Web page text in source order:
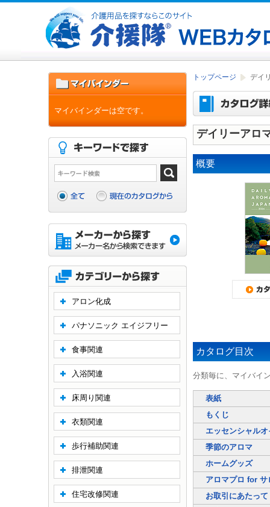
トップページ デイ
デイリーアロ
概要
カタログ目次
分類毎に、マイバイ
表紙
もくじ
エッセンシャルオ
季節のアロマ
ホームグッズ
アロマプロ for サ
お取引にあたって
マイバインダーは空です。
アロン化成
パナソニック エイジフリー
食事関連
入浴関連
床周り関連
衣類関連
歩行補助関連
排泄関連
住宅改修関連